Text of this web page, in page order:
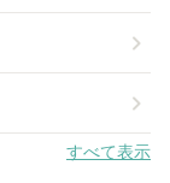
chevron_right
chevron_right
すべて表示